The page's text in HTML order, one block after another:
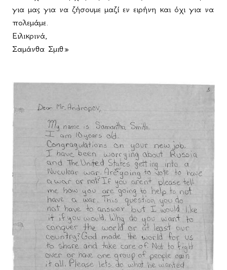
για μας για να ζήσουμε μαζί εν ειρήνη και όχι για να
πολεμάμε.
Ειλικρινά,
Σαμάνθα Σμιθ»